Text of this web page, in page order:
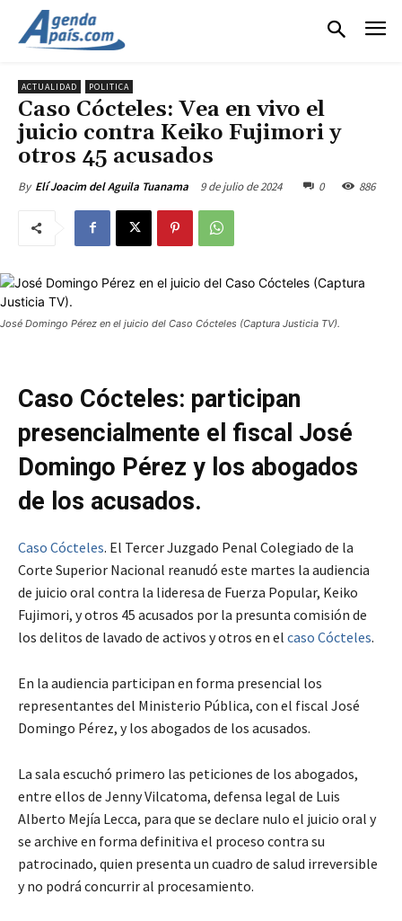
ACTUALIDAD POLITICA
Caso Cócteles: Vea en vivo el
juicio contra Keiko Fujimori y
otros 45 acusados
By Elí Joacim del Aguila Tuanama 9 de julio de 2024 0 886
José Domingo Pérez en el juicio del Caso Cócteles (Captura Justicia TV).
Caso Cócteles: participan
presencialmente el fiscal José
Domingo Pérez y los abogados
de los acusados.
Caso Cócteles. El Tercer Juzgado Penal Colegiado de la
Corte Superior Nacional reanudó este martes la audiencia
de juicio oral contra la lideresa de Fuerza Popular, Keiko
Fujimori, y otros 45 acusados por la presunta comisión de
los delitos de lavado de activos y otros en el caso Cócteles.
En la audiencia participan en forma presencial los
representantes del Ministerio Pública, con el fiscal José
Domingo Pérez, y los abogados de los acusados.
La sala escuchó primero las peticiones de los abogados,
entre ellos de Jenny Vilcatoma, defensa legal de Luis
Alberto Mejía Lecca, para que se declare nulo el juicio oral y
se archive en forma definitiva el proceso contra su
patrocinado, quien presenta un cuadro de salud irreversible
y no podrá concurrir al procesamiento.